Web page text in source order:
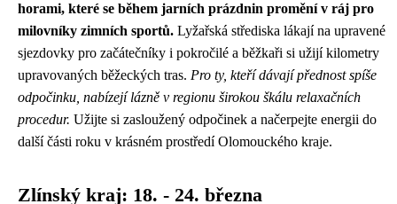
horami, které se během jarních prázdnin promění v ráj pro
milovníky zimních sportů. Lyžařská střediska lákají na upravené
sjezdovky pro začátečníky i pokročilé a běžkaři si užijí kilometry
upravovaných běžeckých tras. Pro ty, kteří dávají přednost spíše
odpočinku, nabízejí lázně v regionu širokou škálu relaxačních
procedur. Užijte si zasloužený odpočinek a načerpejte energii do
další části roku v krásném prostředí Olomouckého kraje.
Zlínský kraj: 18. - 24. března